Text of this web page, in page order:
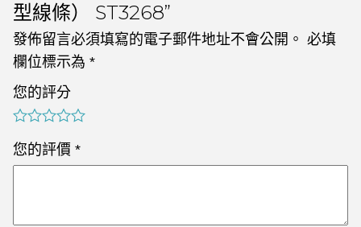
型線條） ST3268”
發佈留言必須填寫的電子郵件地址不會公開。 必填
欄位標示為 *
您的評分
您的評價 *